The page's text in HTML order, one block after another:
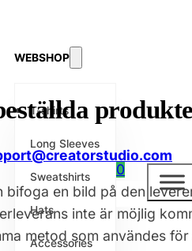
WEBSHOP
T-shirts
Long Sleeves
Sweatshirts
Hats
Accessories
0
en bild på den
inte är möjlig
metod som användes